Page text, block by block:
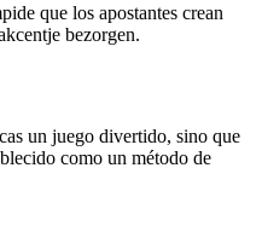
que los apostantes crean
bezorgen.
un juego divertido, sino que
como un método de